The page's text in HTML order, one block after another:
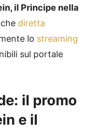
il Principe nella
diretta
lo streaming
sul portale
il promo
e il